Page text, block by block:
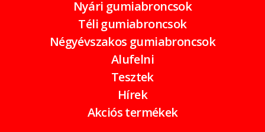
Nyári gumiabroncsok
Téli gumiabroncsok
Négyévszakos gumiabroncsok
Alufelni
Tesztek
Hírek
Akciós termékek